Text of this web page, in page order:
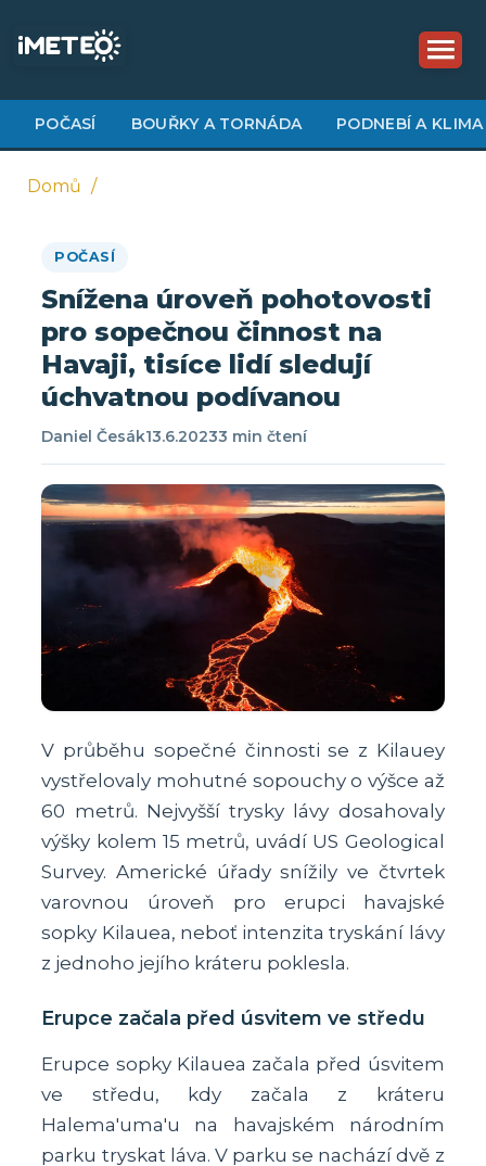
obsahu
POČASÍ BOUŘKY A TORNÁDA PODNEBÍ A KLIMA
navigace
Domů
POČASÍ
Snížena úroveň pohotovosti
pro sopečnou činnost na
Havaji, tisíce lidí sledují
úchvatnou podívanou
Daniel Česák13.6.20233 min čtení
V průběhu sopečné činnosti se z Kilauey
vystřelovaly mohutné sopouchy o výšce až
60 metrů. Nejvyšší trysky lávy dosahovaly
výšky kolem 15 metrů, uvádí US Geological
Survey. Americké úřady snížily ve čtvrtek
varovnou úroveň pro erupci havajské
sopky Kilauea, neboť intenzita tryskání lávy
z jednoho jejího kráteru poklesla.
Erupce začala před úsvitem ve středu
Erupce sopky Kilauea začala před úsvitem
ve středu, kdy začala z kráteru
Halema'uma'u na havajském národním
parku tryskat láva. V parku se nachází dvě z